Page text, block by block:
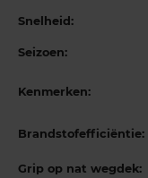
Snelheid:
Seizoen:
Kenmerken:
Brandstofefficiëntie:
Grip op nat wegdek: